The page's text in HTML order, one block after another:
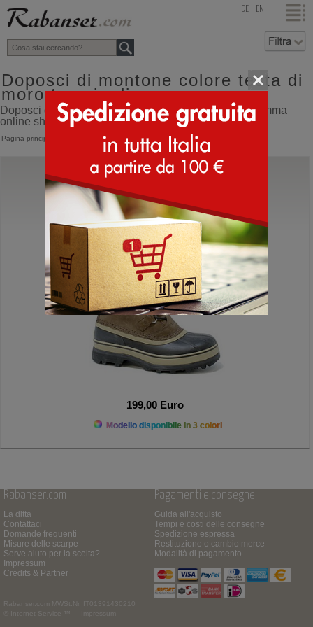
top DE EN
Doposci di montone colore testa di
moro tomaia di gomma
Doposci di montone colore testa di moro tomaia di gomma
online shop con spedizione direttamente dall'Italia
Pagina principale In montone
Sorel
Doposci canadese
199,00 Euro
Modello disponibile in 3 colori
Rabanser.com
La ditta
Contattaci
Domande frequenti
Misure delle scarpe
Serve aiuto per la scelta?
Impressum
Credits & Partner
Rabanser.com
MWSt.Nr. IT01391430210
© Internet Service ™ -
Impressum
Pagamenti e consegne
Guida all'acquisto
Tempi e costi delle consegne
Spedizione espressa
Restituzione o cambio merce
Modalità di pagamento